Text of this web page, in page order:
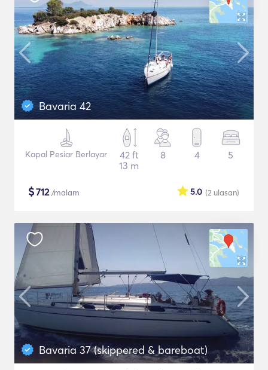
Bavaria 42
Kapal Pesiar Berlayar
42 ft
13 m
8 4 5
$712/malam (2 ulasan)
5.0
Bavaria 37 (skippered & bareboat)